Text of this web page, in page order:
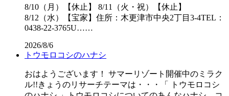
8/10（月）【休止】 8/11（火・祝）【休止】
8/12（水）【宝家】住所：木更津市中央2丁目3-4TEL：
0438-22-3765U……
2026/8/6
トウモロコシのハナシ
おはようございます！ サマーリゾート開催中のミラク
ル!!きょうのリサーチテーマは・・・「 トウモロコシ